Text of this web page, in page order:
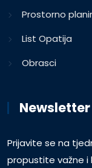
Prostorno
List Opatija
Obrasci
Newsletter
Prijavite se na
propustite važne i